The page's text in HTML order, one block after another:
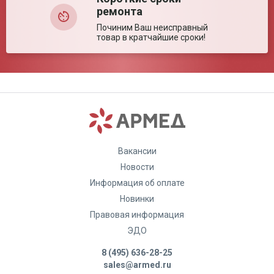
ремонта
Починим Ваш неисправный
товар в кратчайшие сроки!
Вакансии
Новости
Информация об оплате
Новинки
Правовая информация
ЭДО
8 (495) 636-28-25
sales@armed.ru